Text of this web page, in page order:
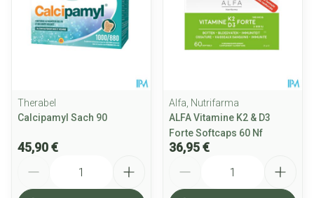
Therabel
Calcipamyl Sach 90
45,90 €
Alfa, Nutrifarma
ALFA Vitamine K2 & D3
Forte Softcaps 60 Nf
36,95 €